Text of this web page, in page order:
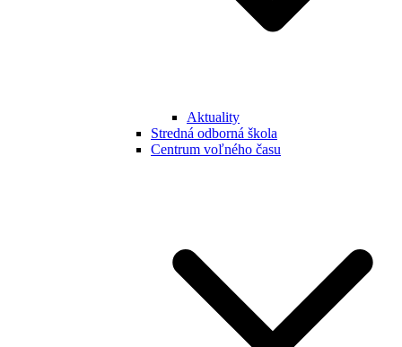
Aktuality
Stredná odborná škola
Centrum voľného času